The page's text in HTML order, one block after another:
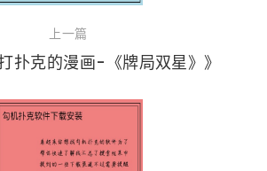
上一篇
扑克的漫画-《牌局双星》》